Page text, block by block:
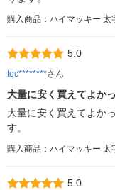
購入商品：ハイマッキー 太
5.0
toc********さん
大量に安く買えてよか
大量に安く買えてよか
す。
購入商品：ハイマッキー 太
5.0